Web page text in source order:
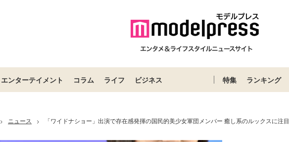
エンターテイメント コラム ライフ ビジネス 特集 ランキング
> ニュース > 「ワイドナショー」出演で存在感発揮の国民的美少女軍団メンバー 癒し系のルックスに注目